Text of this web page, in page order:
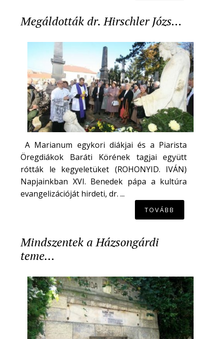
Megáldották dr. Hirschler Józs…
A Marianum egykori diákjai és a Piarista
Öregdiákok Baráti Körének tagjai együtt
rótták le kegyeletüket (ROHONYID. IVÁN)
Napjainkban XVI. Benedek pápa a kultúra
evangelizációját hirdeti, dr. ...
TOVÁBB
Mindszentek a Házsongárdi
teme…